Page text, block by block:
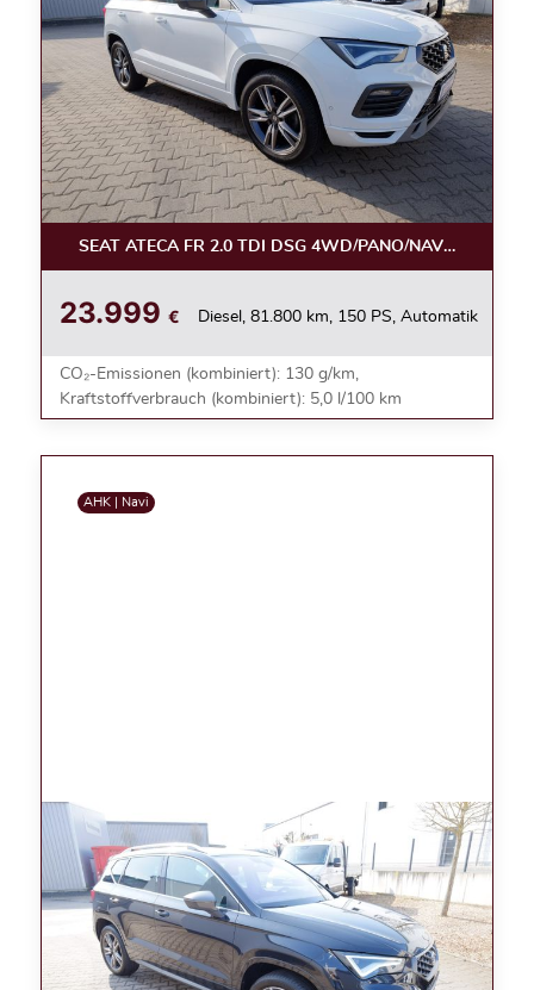
SEAT ATECA FR 2.0 TDI DSG 4WD/PANO/NAVI/AHK/
23.999 € Diesel, 81.800 km, 150 PS, Automatik
CO₂-Emissionen (kombiniert): 130 g/km,
Kraftstoffverbrauch (kombiniert): 5,0 l/100 km
AHK | Navi